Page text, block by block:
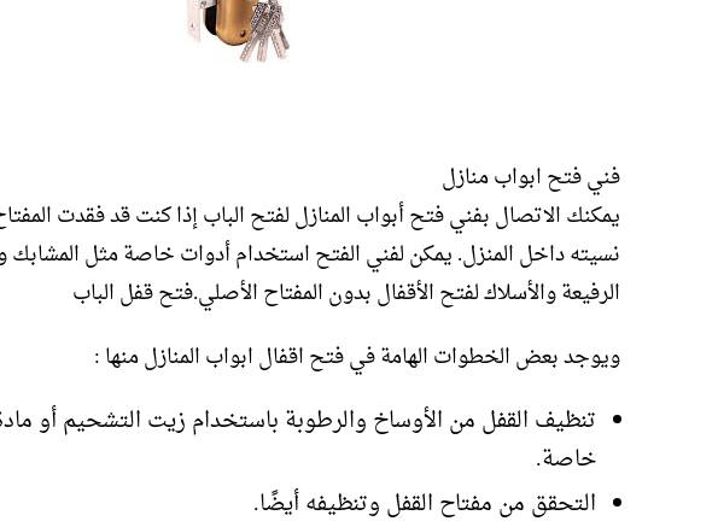
فني فتح ابواب منازل
يمكنك الاتصال بفني فتح أبواب المنازل لفتح الباب إذا كنت قد فقدت
نسيته داخل المنزل. يمكن لفني الفتح استخدام أدوات خاصة مثل المشابك
الرفيعة والأسلاك لفتح الأقفال بدون المفتاح الأصلي.فتح قفل الباب
ويوجد بعض الخطوات الهامة في فتح اقفال ابواب المنازل منها :
تنظيف القفل من الأوساخ والرطوبة باستخدام زيت التشحيم أو
خاصة.
التحقق من مفتاح القفل وتنظيفه أيضًا.